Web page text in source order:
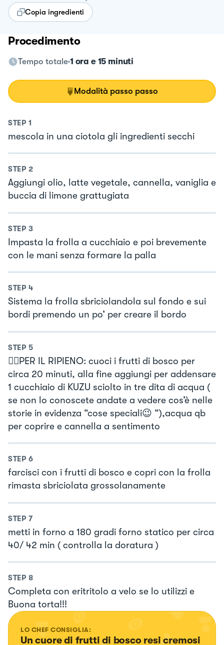
Copia ingredienti
Procedimento
Tempo totale 1 ora e 15 minuti
Modalità passo passo
STEP 1
mescola in una ciotola gli ingredienti secchi
STEP 2
Aggiungi olio, latte vegetale, cannella, vaniglia e
buccia di limone grattugiata
STEP 3
Impasta la frolla a cucchiaio e poi brevemente
con le mani senza formare la palla
STEP 4
Sistema la frolla sbriciolandola sul fondo e sui
bordi premendo un po’ per creare il bordo
STEP 5
👉🏻PER IL RIPIENO: cuoci i frutti di bosco per
circa 20 minuti, alla fine aggiungi per addensare
1 cucchiaio di KUZU sciolto in tre dita di acqua (
se non lo conoscete andate a vedere cos’è nelle
storie in evidenza “cose speciali😉 “),acqua qb
per coprire e cannella a sentimento
STEP 6
farcisci con i frutti di bosco e copri con la frolla
rimasta sbriciolata grossolanamente
STEP 7
metti in forno a 180 gradi forno statico per circa
40/ 42 min ( controlla la doratura )
STEP 8
Completa con eritritolo a velo se lo utilizzi e
Buona torta!!!
LO CHEF CONSIGLIA:
Un cuore di frutti di bosco resi cremosi